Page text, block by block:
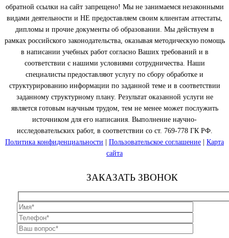
обратной ссылки на сайт запрещено! Мы не занимаемся незаконными
видами деятельности и НЕ предоставляем своим клиентам аттестаты,
дипломы и прочие документы об образовании. Мы действуем в
рамках российского законодательства, оказывая методическую помощь
в написании учебных работ согласно Ваших требований и в
соответствии с нашими условиями сотрудничества. Наши
специалисты предоставляют услугу по сбору обработке и
структурированию информации по заданной теме и в соответствии
заданному структурному плану. Результат оказанной услуги не
является готовым научным трудом, тем не менее может послужить
источником для его написания. Выполнение научно-
исследовательских работ, в соответствии со ст. 769-778 ГК РФ.
Политика конфиденциальности
Пользовательское соглашение
Карта
сайта
ЗАКАЗАТЬ ЗВОНОК